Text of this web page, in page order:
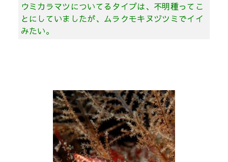
ウミカラマツについてるタイプは、不明種ってこ
とにしていましたが、ムラクモキヌヅツミでイイ
みたい。